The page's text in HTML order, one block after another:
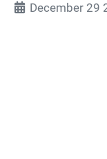
December 29